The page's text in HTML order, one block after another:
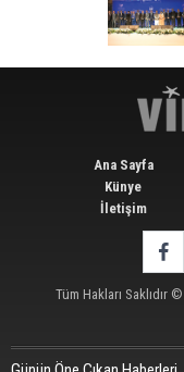
Ana Sayfa
Künye
İletişim
Tüm Hakları Saklıdır